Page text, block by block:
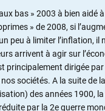
bas » 2003 à bien aidé
» de 2008, si
peu à limiter l’inflation, il
arrivent à agir sur
principalement dirigée
sociétés. A la suite de
des années 1900, la
par la 2e guerre